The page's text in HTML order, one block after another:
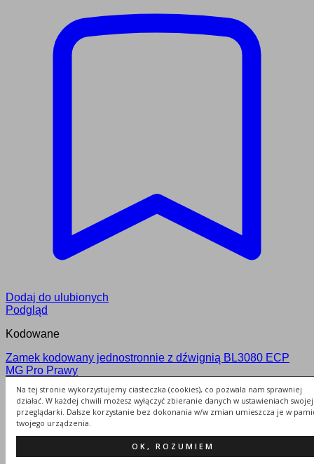
Na tej stronie wykorzystujemy ciasteczka (cookies), co pozwala nam sprawniej
działać. W każdej chwili możesz wyłączyć zbieranie danych w ustawieniach swojej
przeglądarki. Dalsze korzystanie bez dokonania w/w zmian umieszcza je w
twojego urządzenia.
OK, ROZUMIEM
Dodaj do ulubionych
Podgląd
Kodowane
Zamek kodowany jednostronnie z dźwignią BL3080 ECP
MG Pro Prawy
655.00zł
Dodaj do koszyka